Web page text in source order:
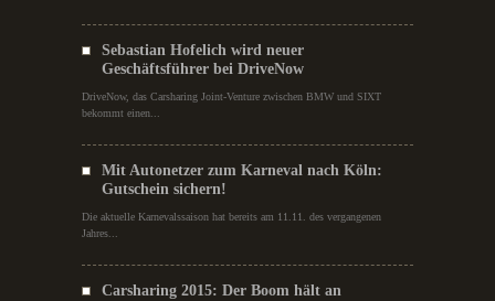
Sebastian Hofelich wird neuer
Geschäftsführer bei DriveNow
DriveNow, das Carsharing Joint-Venture zwischen BMW und SIXT
bekommt einen...
Mit Autonetzer zum Karneval nach Köln:
Gutschein sichern!
Die aktuelle Karnevalssaison hat bereits am 11.11. des vergangenen
Jahres...
Carsharing 2015: Der Boom hält an